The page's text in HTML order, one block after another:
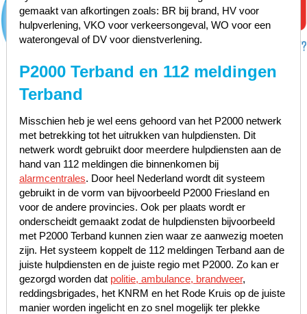
gemaakt van afkortingen zoals: BR bij brand, HV voor
hulpverlening, VKO voor verkeersongeval, WO voor een
waterongeval of DV voor dienstverlening.
P2000 Terband en 112 meldingen
Terband
Misschien heb je wel eens gehoord van het P2000 netwerk
met betrekking tot het uitrukken van hulpdiensten. Dit
netwerk wordt gebruikt door meerdere hulpdiensten aan de
hand van 112 meldingen die binnenkomen bij
alarmcentrales. Door heel Nederland wordt dit systeem
gebruikt in de vorm van bijvoorbeeld P2000 Friesland en
voor de andere provincies. Ook per plaats wordt er
onderscheidt gemaakt zodat de hulpdiensten bijvoorbeeld
met P2000 Terband kunnen zien waar ze aanwezig moeten
zijn. Het systeem koppelt de 112 meldingen Terband aan de
juiste hulpdiensten en de juiste regio met P2000. Zo kan er
gezorgd worden dat politie, ambulance, brandweer,
reddingsbrigades, het KNRM en het Rode Kruis op de juiste
manier worden ingelicht en zo snel mogelijk ter plekke